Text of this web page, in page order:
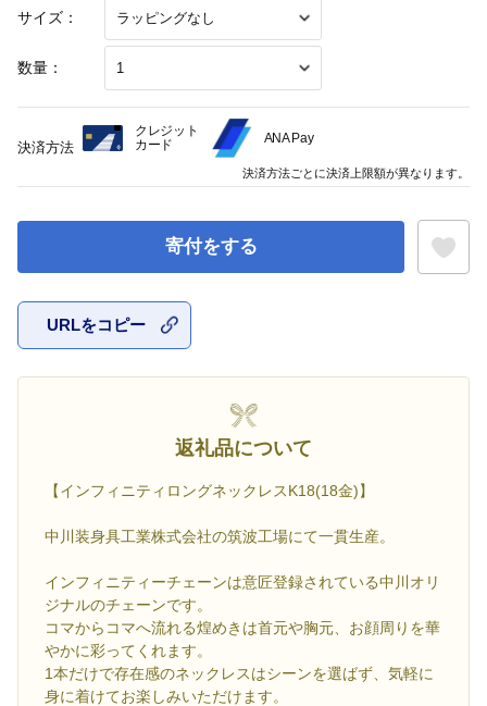
サイズ：
数量：
寄付をする
URLをコピー
返礼品について
【インフィニティロングネックレスK18(18金)】
中川装身具工業株式会社の筑波工場にて一貫生産。
インフィニティーチェーンは意匠登録されている中川オリ
ジナルのチェーンです。
コマからコマへ流れる煌めきは首元や胸元、お顔周りを華
やかに彩ってくれます。
1本だけで存在感のネックレスはシーンを選ばず、気軽に
身に着けてお楽しみいただけます。
決済方法
クレジット
カード
ANA Pay
決済方法ごとに決済上限額が異なります。